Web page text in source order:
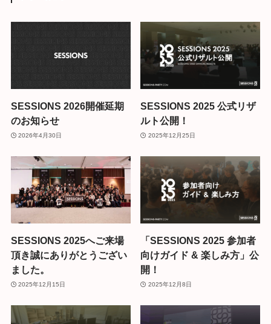
SESSIONS 2026開催延期
のお知らせ
2026年4月30日
SESSIONS 2025 公式リザ
ルト公開！
2025年12月25日
SESSIONS 2025へご来場
頂き誠にありがとうござい
ました。
2025年12月15日
「SESSIONS 2025 参加者
向けガイド & 楽しみ方」公
開！
2025年12月8日